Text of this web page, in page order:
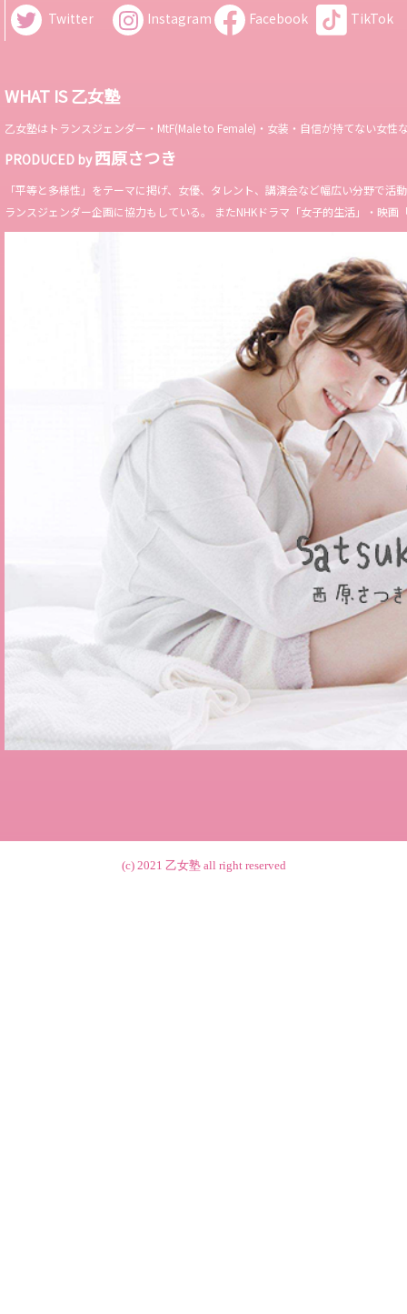
Twitter Instagram Facebook TikTok
WHAT IS 乙女塾
乙女塾はトランスジェンダー・MtF(Male to Female)・女装・自信が持てない女
PRODUCED by西原さつき
「平等と多様性」をテーマに掲げ、女優、タレント、講演会など幅広い分野で
ランスジェンダー企画に協力もしている。 またNHKドラマ「女子的生活」・映
(c) 2021 乙女塾all right reserved